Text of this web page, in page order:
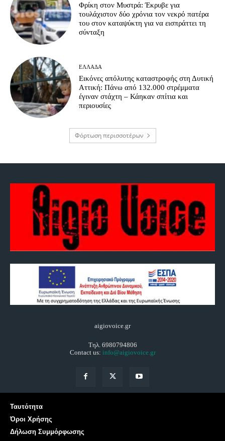
Φρίκη στον Μυστρά: Έκρυβε για
τουλάχιστον δύο χρόνια τον νεκρό πατέρα
του στον καταψύκτη για να εισπράττει τη
σύνταξη
ΕΛΛΆΔΑ
Εικόνες απόλυτης καταστροφής στη Δυτική
Αττική: Πάνω από 132.000 στρέμματα
έγιναν στάχτη – Κάηκαν σπίτια και
περιουσίες
Φόρτωση περισσοτέρων
aigiovoice.gr
Τηλ. 6980794806
Contact us: info@aigiovoice.gr
Ταυτότητα
Όροι Χρήσης
Δήλωση Συμμόρφωσης